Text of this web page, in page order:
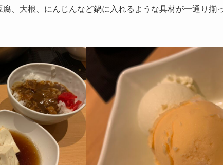
、大根、にんじんなど鍋に入れるような具材が一通り揃